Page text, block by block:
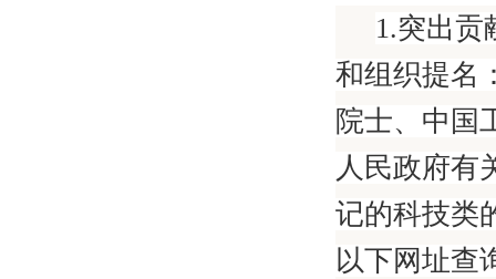
1.突出贡
和组织提名
院士、中国
人民政府有
记的科技类
以下网址查